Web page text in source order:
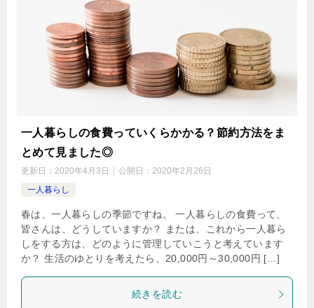
一人暮らしの食費っていくらかかる？節約方法をま
とめて見ました◎
更新日： 2020年4月3日 公開日： 2020年2月26日
一人暮らし
春は、一人暮らしの季節ですね。 一人暮らしの食費って、
皆さんは、どうしていますか？ または、これから一人暮ら
しをする方は、どのように管理していこうと考えています
か？ 生活のゆとりを考えたら、20,000円～30,000円 […]
続きを読む